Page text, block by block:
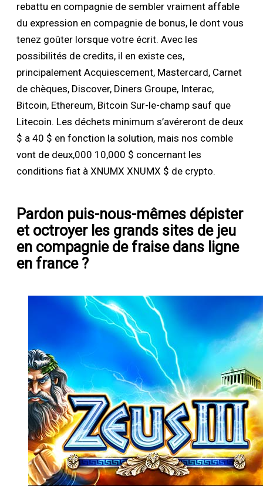
rebattu en compagnie de sembler vraiment affable
du expression en compagnie de bonus, le dont vous
tenez goûter lorsque votre écrit. Avec les
possibilités de credits, il en existe ces,
principalement Acquiescement, Mastercard, Carnet
de chèques, Discover, Diners Groupe, Interac,
Bitcoin, Ethereum, Bitcoin Sur-le-champ sauf que
Litecoin. Les déchets minimum s’avéreront de deux
$ a 40 $ en fonction la solution, mais nos comble
vont de deux,000 10,000 $ concernant les
conditions fiat à XNUMX XNUMX $ de crypto.
Pardon puis-nous-mêmes dépister
et octroyer les grands sites de jeu
en compagnie de fraise dans ligne
en france ?